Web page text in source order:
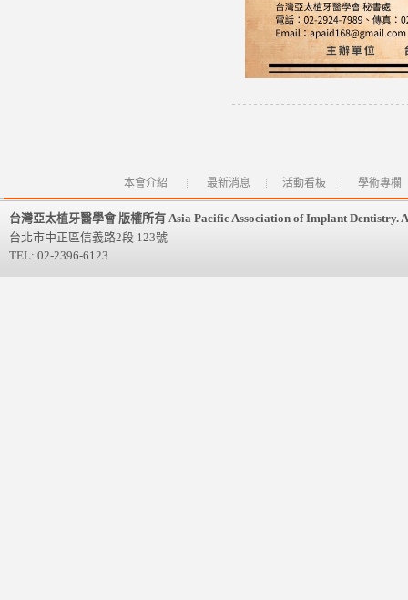
本會介紹 最新消息 活動看板 學術專欄
台灣亞太植牙醫學會 版權所有 Asia Pacific Association of Implant Dentistry.
台北市中正區信義路2段 123號
TEL: 02-2396-6123